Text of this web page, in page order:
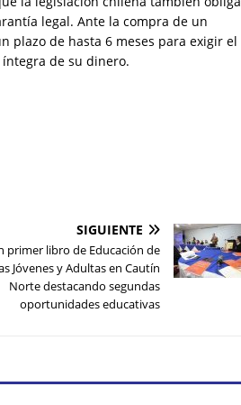
legal. Ante la compra de un
plazo de hasta 6 meses para exigir el
de su dinero.
SIGUIENTE
primer libro de Educación de
Jóvenes y Adultas en Cautín
Norte destacando segundas
oportunidades educativas